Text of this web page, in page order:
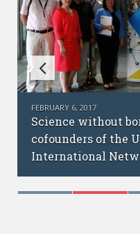
FEBRUARY 6, 2017
Science without
cofounders of the
International